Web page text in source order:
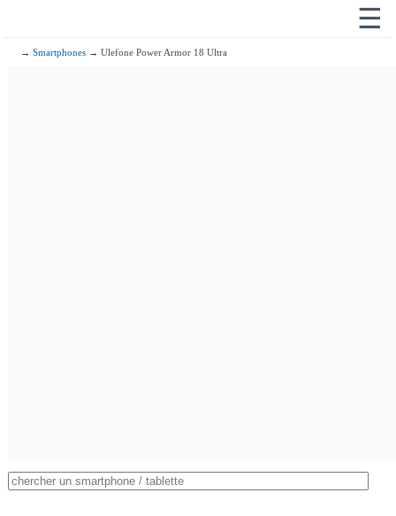
☰
→Smartphones → Ulefone Power Armor 18 Ultra